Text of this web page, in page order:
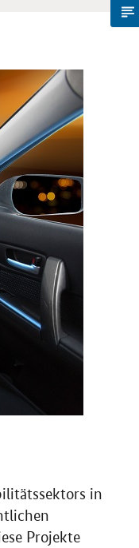
in
Projekte